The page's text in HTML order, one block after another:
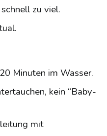
zu viel.
Minuten im Wasser.
kein “Baby-
mit